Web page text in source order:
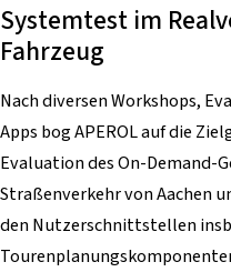
Systemtest im
Fahrzeug
Nach diversen Workshops,
Apps bog APEROL auf die
Evaluation des On-Demand-
Straßenverkehr von Aachen
den Nutzerschnittstellen